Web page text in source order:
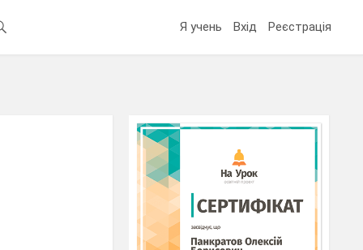
Я учень Вхід Реєстрація